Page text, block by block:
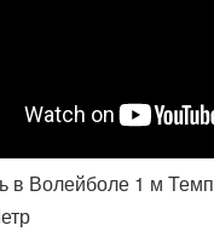
в Волейболе 1 м